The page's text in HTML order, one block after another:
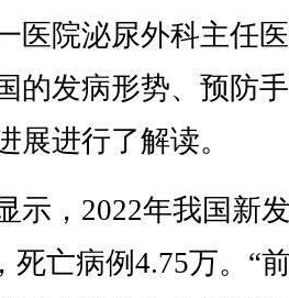
医院泌尿外科主任
的发病形势、预防
展进行了解读。
，2022年我国新
死亡病例4.75万。“